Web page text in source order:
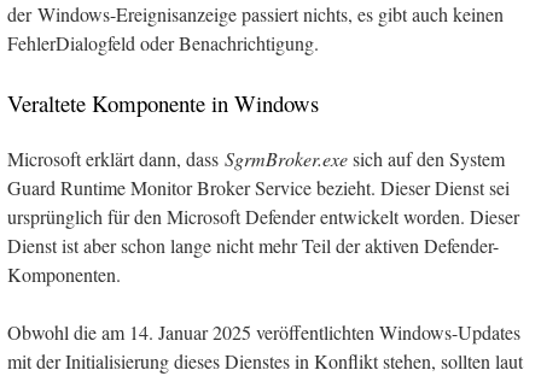
der Windows-Ereignisanzeige passiert nichts, es gibt auch keinen
FehlerDialogfeld oder Benachrichtigung.
Veraltete Komponente in Windows
Microsoft erklärt dann, dass SgrmBroker.exesich auf den System
Guard Runtime Monitor Broker Service bezieht. Dieser Dienst sei
ursprünglich für den Microsoft Defender entwickelt worden. Dieser
Dienst ist aber schon lange nicht mehr Teil der aktiven Defender-
Komponenten.
Obwohl die am 14. Januar 2025 veröffentlichten Windows-Updates
mit der Initialisierung dieses Dienstes in Konflikt stehen, sollten laut